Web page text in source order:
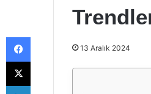
13 Aralık 2024
Facebook
X
LinkedIn